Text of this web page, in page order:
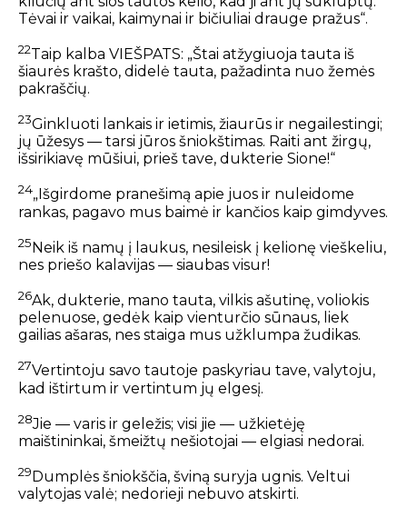
Tėvai ir vaikai, kaimynai ir bičiuliai drauge pražus“.
22Taip kalba VIEŠPATS: „Štai atžygiuoja tauta iš
šiaurės krašto, didelė tauta, pažadinta nuo žemės
pakraščių.
23Ginkluoti lankais ir ietimis, žiaurūs ir negailestingi;
jų ūžesys — tarsi jūros šniokštimas. Raiti ant žirgų,
išsirikiavę mūšiui, prieš tave, dukterie Sione!“
24„Išgirdome pranešimą apie juos ir nuleidome
rankas, pagavo mus baimė ir kančios kaip gimdyves.
25Neik iš namų į laukus, nesileisk į kelionę vieškeliu,
nes priešo kalavijas — siaubas visur!
26Ak, dukterie, mano tauta, vilkis ašutinę, voliokis
pelenuose, gedėk kaip vienturčio sūnaus, liek
gailias ašaras, nes staiga mus užklumpa žudikas.
27Vertintoju savo tautoje paskyriau tave, valytoju,
kad ištirtum ir vertintum jų elgesį.
28Jie — varis ir geležis; visi jie — užkietėję
maištininkai, šmeižtų nešiotojai — elgiasi nedorai.
29 Dumplės šniokščia, šviną suryja ugnis. Veltui
valytojas valė; nedorieji nebuvo atskirti.